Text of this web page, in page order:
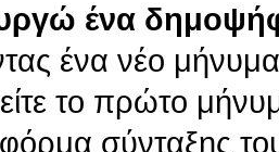
ένα
ένα νέο
το πρώτο
σύνταξης